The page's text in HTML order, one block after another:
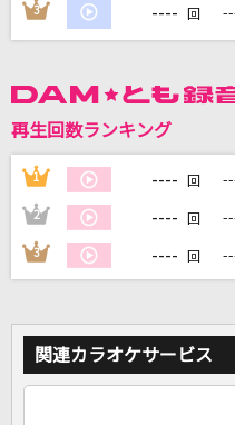
DAMの新
DAMに会員
カラオケを
3 ---- 回
再生回数ランキング
1 ---- 回
2 ---- 回
3 ---- 回
関連カラオケサービス